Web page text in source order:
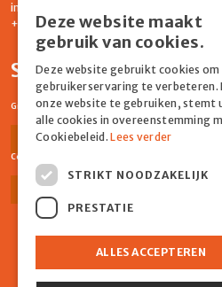
info@graydonevents.nl
+316 11435859
Social media
Graydon Events
Facebook Instagram
Comiq
Facebook
Deze website maakt
gebruik van cookies.
Deze website gebruikt cookies om
gebruikerservaring te verbeteren.
onze website te gebruiken, stemt
alle cookies in overeenstemming
Cookiebeleid.Lees verder
STRIKT NOODZAKELIJK
PRESTATIE
ALLES ACCEPTEREN